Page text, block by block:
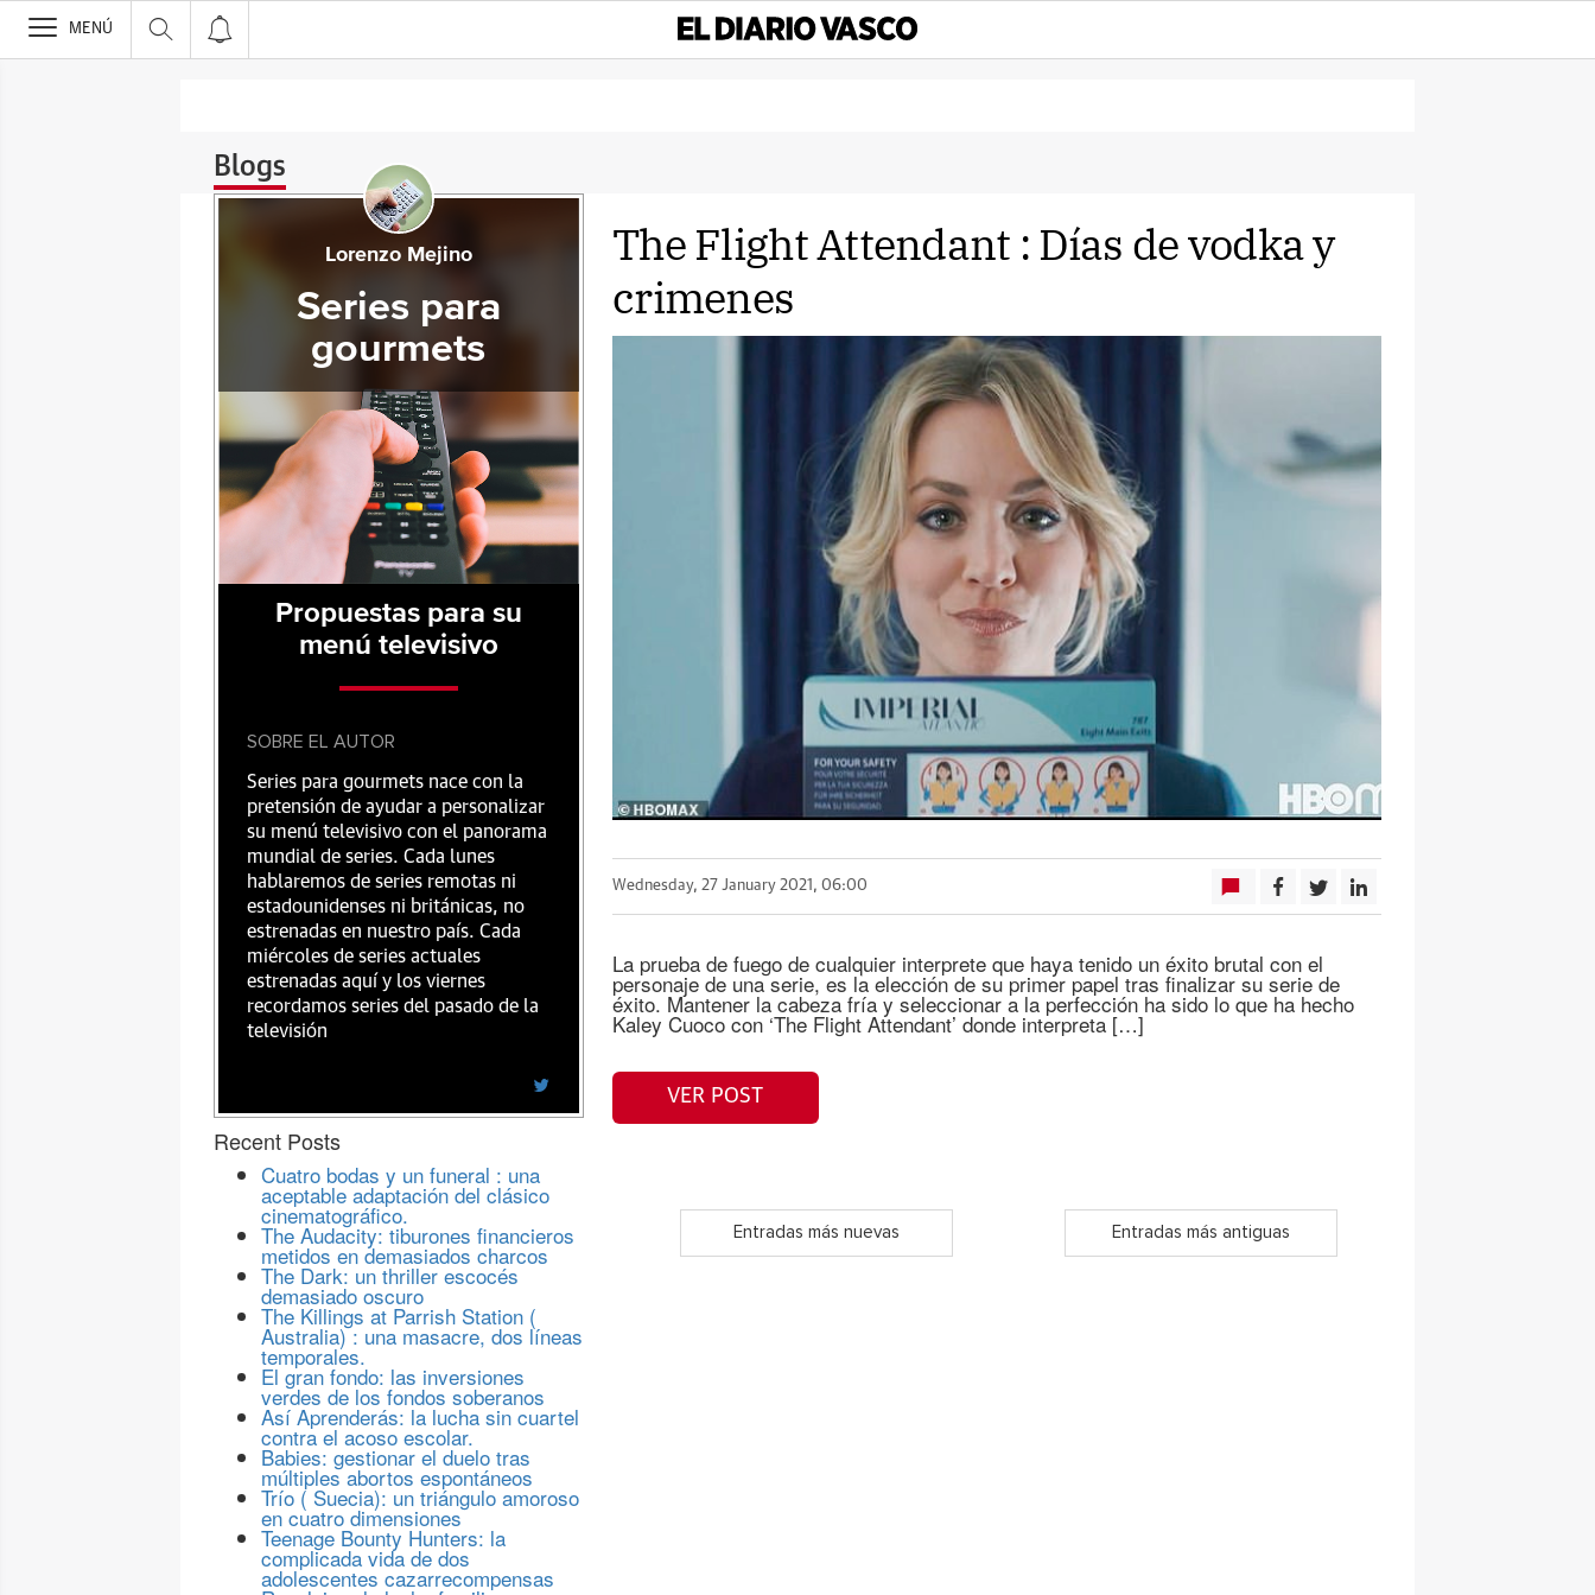
>
MENÚ
Blogs
The Flight Attendant : Días de vodka y
crimenes
Wednesday, 27 January 2021, 06:00
La prueba de fuego de cualquier interprete que haya tenido un éxito brutal con el
personaje de una serie, es la elección de su primer papel tras finalizar su serie de
éxito. Mantener la cabeza fría y seleccionar a la perfección ha sido lo que ha hecho
Kaley Cuoco con ‘The Flight Attendant’ donde interpreta […]
VER POST
Entradas más nuevas Entradas más antiguas
Lorenzo Mejino
Series para
gourmets
Propuestas para su
menú televisivo
SOBRE EL AUTOR
Series para gourmets nace con la
pretensión de ayudar a personalizar
su menú televisivo con el panorama
mundial de series. Cada lunes
hablaremos de series remotas ni
estadounidenses ni británicas, no
estrenadas en nuestro país. Cada
miércoles de series actuales
estrenadas aquí y los viernes
recordamos series del pasado de la
televisión
Recent Posts
Cuatro bodas y un funeral : una
aceptable adaptación del clásico
cinematográfico.
The Audacity: tiburones financieros
metidos en demasiados charcos
The Dark: un thriller escocés
demasiado oscuro
The Killings at Parrish Station (
Australia) : una masacre, dos líneas
temporales.
El gran fondo: las inversiones
verdes de los fondos soberanos
Así Aprenderás: la lucha sin cuartel
contra el acoso escolar.
Babies: gestionar el duelo tras
múltiples abortos espontáneos
Trío ( Suecia): un triángulo amoroso
en cuatro dimensiones
Teenage Bounty Hunters: la
complicada vida de dos
adolescentes cazarrecompensas